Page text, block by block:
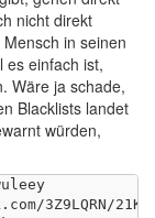
nicht direkt
in seinen
es einfach ist,
Wäre ja schade,
Blacklists landet
würden,